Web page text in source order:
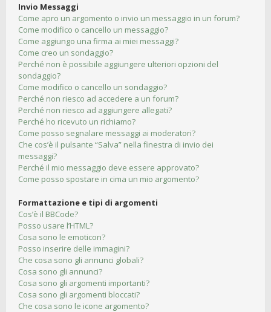
Invio Messaggi
Come apro un argomento o invio un messaggio in un forum?
Come modifico o cancello un messaggio?
Come aggiungo una firma ai miei messaggi?
Come creo un sondaggio?
Perché non è possibile aggiungere ulteriori opzioni del
sondaggio?
Come modifico o cancello un sondaggio?
Perché non riesco ad accedere a un forum?
Perché non riesco ad aggiungere allegati?
Perché ho ricevuto un richiamo?
Come posso segnalare messaggi ai moderatori?
Che cos’è il pulsante “Salva” nella finestra di invio dei
messaggi?
Perché il mio messaggio deve essere approvato?
Come posso spostare in cima un mio argomento?
Formattazione e tipi di argomenti
Cos’è il BBCode?
Posso usare l’HTML?
Cosa sono le emoticon?
Posso inserire delle immagini?
Che cosa sono gli annunci globali?
Cosa sono gli annunci?
Cosa sono gli argomenti importanti?
Cosa sono gli argomenti bloccati?
Che cosa sono le icone argomento?